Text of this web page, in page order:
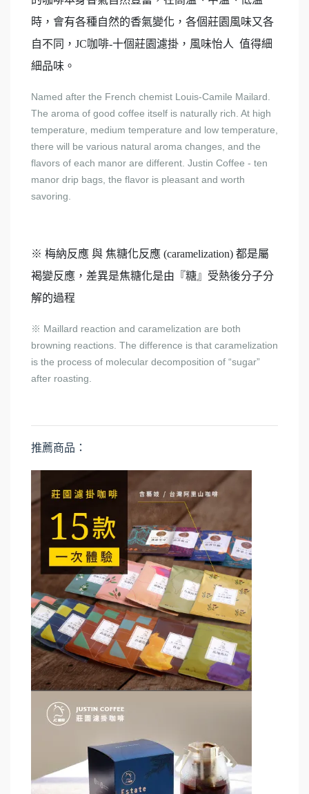
時，會有各種自然的香氣變化，各個莊園風味又各
自不同，JC咖啡-十個莊園濾掛，風味怡人 值得細
細品味。
Named after the French chemist Louis-Camile Mailard.
The aroma of good coffee itself is naturally rich. At high
temperature, medium temperature and low temperature,
there will be various natural aroma changes, and the
flavors of each manor are different. Justin Coffee - ten
manor drip bags, the flavor is pleasant and worth
savoring.
※ 梅納反應 與 焦糖化反應 (caramelization) 都是屬
褐變反應，差異是焦糖化是由『糖』受熱後分子分
解的過程
※ Maillard reaction and caramelization are both
browning reactions. The difference is that caramelization
is the process of molecular decomposition of “sugar”
after roasting.
推薦商品：